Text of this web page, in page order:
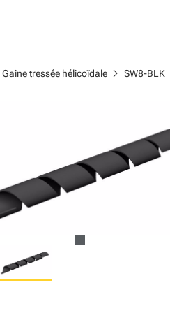
Gaine tressée hélicoïdale chevron_right SW8-BLK